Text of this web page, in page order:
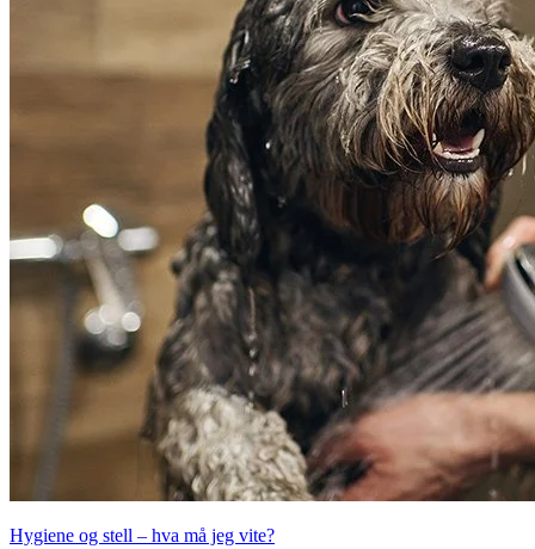
Hygiene og stell – hva må jeg vite?